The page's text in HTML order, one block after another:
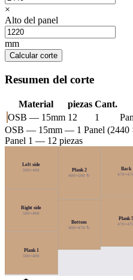
×
Alto del panel
mm
Calcular corte
Resumen del corte
Material piezas Cant.
OSB — 15mm 12 1
OSB — 15mm — 1 Panel (2440
Panel 1 — 12 piezas
Left side
500×400
Right side
500×400
Plank 1
500×400
Plank 2
400×500 ↻
Back
470×470
Plank 5
470×470
Bottom
400×470 ↻